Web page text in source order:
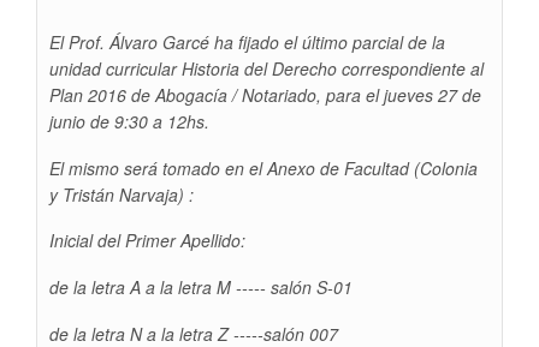
MOLESTO
El Prof. Álvaro Garcé ha fijado el último parcial de la
unidad curricular Historia del Derecho correspondiente al
Plan 2016 de Abogacía / Notariado, para el jueves 27 de
junio de 9:30 a 12hs.
El mismo será tomado en el Anexo de Facultad (Colonia
y Tristán Narvaja) :
Inicial del Primer Apellido:
de la letra A a la letra M ----- salón S-01
de la letra N a la letra Z -----salón 007